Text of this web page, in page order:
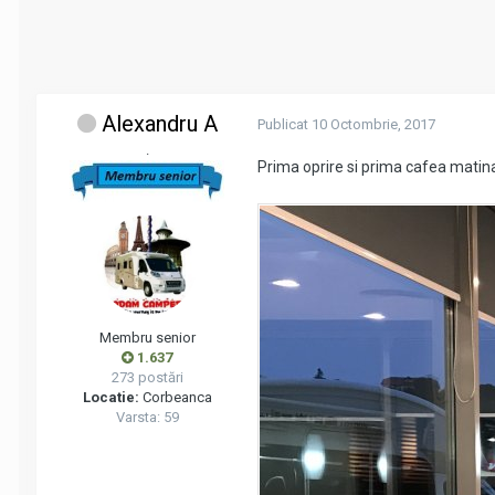
Alexandru A
.
Membru senior
1.637
273 postări
Locatie: Corbeanca
Varsta: 59
Publicat 10 Octombrie, 2017
Prima oprire si prima cafea